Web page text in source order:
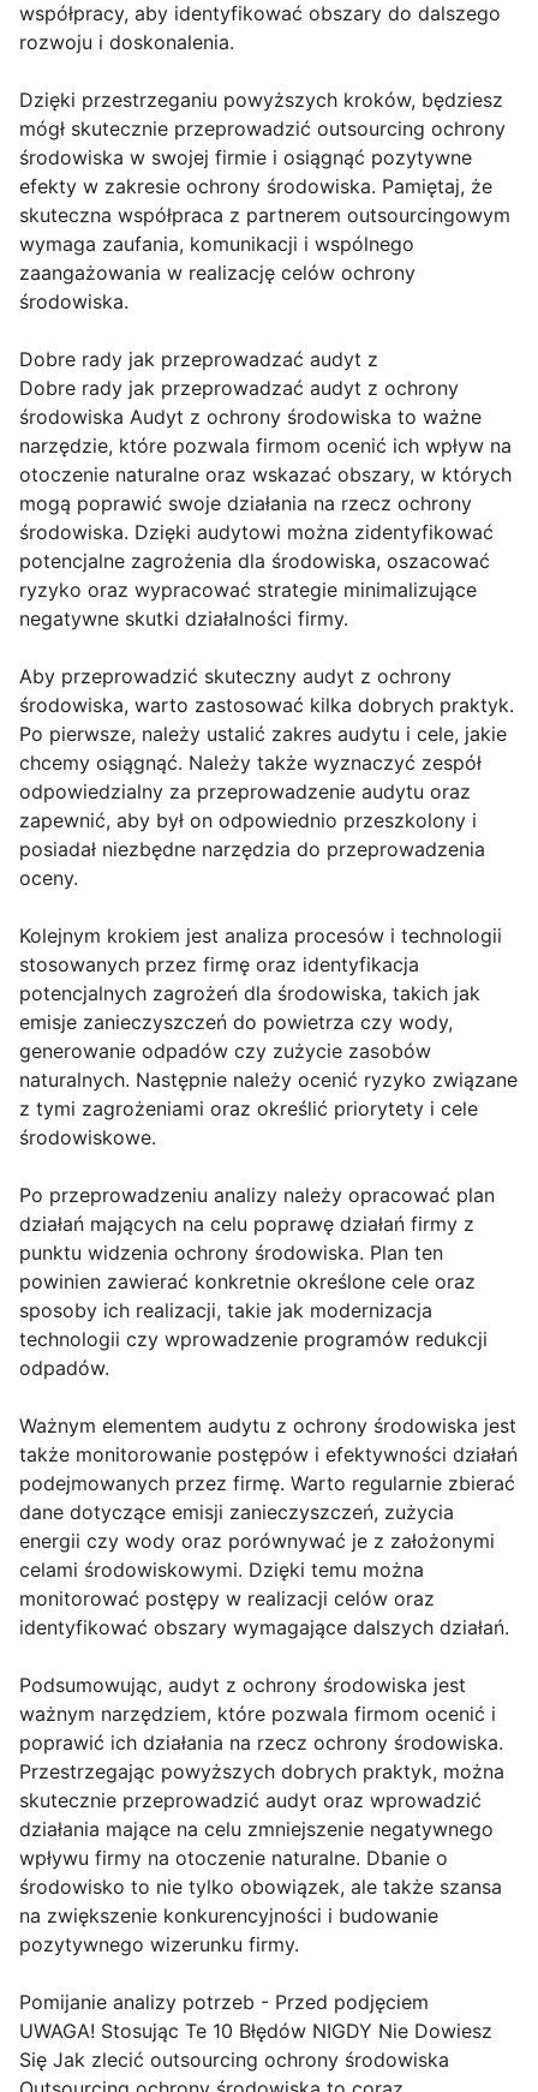
współpracy, aby identyfikować obszary do dalszego
rozwoju i doskonalenia.
Dzięki przestrzeganiu powyższych kroków, będziesz
mógł skutecznie przeprowadzić outsourcing ochrony
środowiska w swojej firmie i osiągnąć pozytywne
efekty w zakresie ochrony środowiska. Pamiętaj, że
skuteczna współpraca z partnerem outsourcingowym
wymaga zaufania, komunikacji i wspólnego
zaangażowania w realizację celów ochrony
środowiska.
Dobre rady jak przeprowadzać audyt z
Dobre rady jak przeprowadzać audyt z ochrony
środowiska Audyt z ochrony środowiska to ważne
narzędzie, które pozwala firmom ocenić ich wpływ na
otoczenie naturalne oraz wskazać obszary, w których
mogą poprawić swoje działania na rzecz ochrony
środowiska. Dzięki audytowi można zidentyfikować
potencjalne zagrożenia dla środowiska, oszacować
ryzyko oraz wypracować strategie minimalizujące
negatywne skutki działalności firmy.
Aby przeprowadzić skuteczny audyt z ochrony
środowiska, warto zastosować kilka dobrych praktyk.
Po pierwsze, należy ustalić zakres audytu i cele, jakie
chcemy osiągnąć. Należy także wyznaczyć zespół
odpowiedzialny za przeprowadzenie audytu oraz
zapewnić, aby był on odpowiednio przeszkolony i
posiadał niezbędne narzędzia do przeprowadzenia
oceny.
Kolejnym krokiem jest analiza procesów i technologii
stosowanych przez firmę oraz identyfikacja
potencjalnych zagrożeń dla środowiska, takich jak
emisje zanieczyszczeń do powietrza czy wody,
generowanie odpadów czy zużycie zasobów
naturalnych. Następnie należy ocenić ryzyko związane
z tymi zagrożeniami oraz określić priorytety i cele
środowiskowe.
Po przeprowadzeniu analizy należy opracować plan
działań mających na celu poprawę działań firmy z
punktu widzenia ochrony środowiska. Plan ten
powinien zawierać konkretnie określone cele oraz
sposoby ich realizacji, takie jak modernizacja
technologii czy wprowadzenie programów redukcji
odpadów.
Ważnym elementem audytu z ochrony środowiska jest
także monitorowanie postępów i efektywności działań
podejmowanych przez firmę. Warto regularnie zbierać
dane dotyczące emisji zanieczyszczeń, zużycia
energii czy wody oraz porównywać je z założonymi
celami środowiskowymi. Dzięki temu można
monitorować postępy w realizacji celów oraz
identyfikować obszary wymagające dalszych działań.
Podsumowując, audyt z ochrony środowiska jest
ważnym narzędziem, które pozwala firmom ocenić i
poprawić ich działania na rzecz ochrony środowiska.
Przestrzegając powyższych dobrych praktyk, można
skutecznie przeprowadzić audyt oraz wprowadzić
działania mające na celu zmniejszenie negatywnego
wpływu firmy na otoczenie naturalne. Dbanie o
środowisko to nie tylko obowiązek, ale także szansa
na zwiększenie konkurencyjności i budowanie
pozytywnego wizerunku firmy.
Pomijanie analizy potrzeb - Przed podjęciem
UWAGA! Stosując Te 10 Błędów NIGDY Nie Dowiesz
Się Jak zlecić outsourcing ochrony środowiska